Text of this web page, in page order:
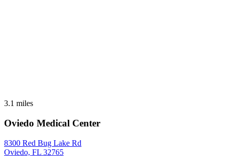
3.1 miles
Oviedo Medical Center
8300 Red Bug Lake Rd
Oviedo, FL 32765